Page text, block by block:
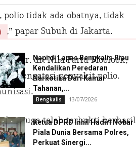
tidak ada obatnya, tidak
papar Subuh di Jakarta.
Dr. dr. Nila Farid Moeloek,
mengatasi penyakit polio.
juga telah terbukti berhasil
Napi di Lapas Bengkalis Riau
Kendalikan Peredaran
Narkotika Dari Kamar
Tahanan,...
Bengkalis 13/07/2026
Ketua DPRD Inhil Hadiri Nobar
Piala Dunia Bersama Polres,
Perkuat Sinergi...